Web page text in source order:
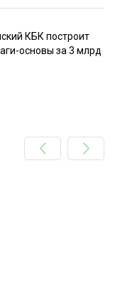
КБК построит
основы за 3 млрд